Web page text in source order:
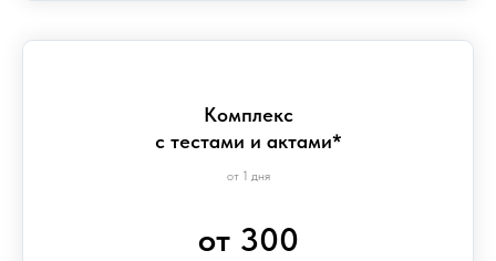
Комплекс
с тестами и актами*
от 1 дня
от 300